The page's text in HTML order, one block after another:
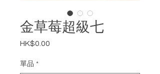
金草莓超級七
HK$0.00
單品 *